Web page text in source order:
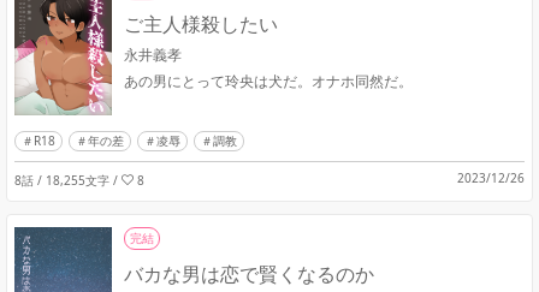
ご主人様殺したい
永井義孝
あの男にとって玲央は犬だ。オナホ同然だ。
R18 年の差 凌辱 調教
8話 / 18,255文字 / 8 2023/12/26
完結
バカな男は恋で賢くなるのか